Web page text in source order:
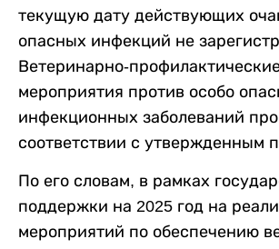
текущую дату действующих
опасных инфекций не
Ветеринарно-
мероприятия против особо
инфекционных заболеваний
соответствии с утвержденным
По его словам, в рамках
поддержки на 2025 год на
мероприятий по обеспечению